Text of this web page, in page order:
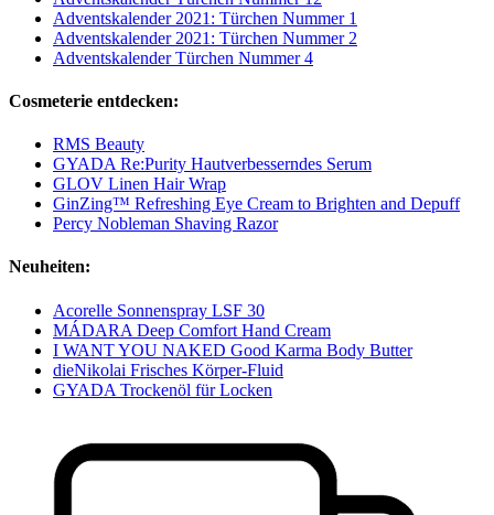
Adventskalender 2021: Türchen Nummer 1
Adventskalender 2021: Türchen Nummer 2
Adventskalender Türchen Nummer 4
Cosmeterie entdecken:
RMS Beauty
GYADA Re:Purity Hautverbesserndes Serum
GLOV Linen Hair Wrap
GinZing™ Refreshing Eye Cream to Brighten and Depuff
Percy Nobleman Shaving Razor
Neuheiten:
Acorelle Sonnenspray LSF 30
MÁDARA Deep Comfort Hand Cream
I WANT YOU NAKED Good Karma Body Butter
dieNikolai Frisches Körper-Fluid
GYADA Trockenöl für Locken